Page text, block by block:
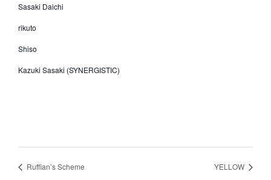
Sasaki Daichi
rikuto
Shiso
Kazuki Sasaki (SYNERGISTIC)
Ruffian’s Scheme YELLOW